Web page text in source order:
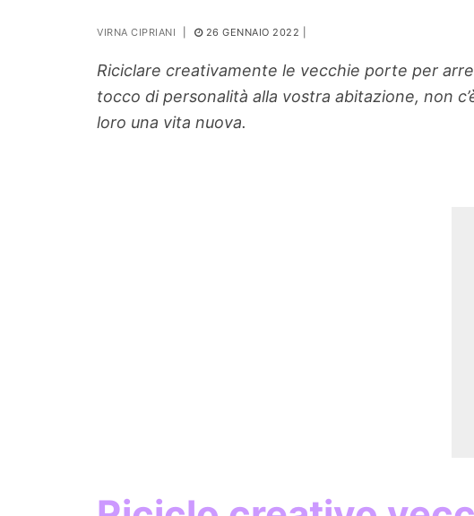
Ortaggio
Search for:
VIRNA CIPRIANI 26 GENNAIO 2022
Riciclare creativamente le vecchie porte per
tocco di personalità alla vostra abitazione, non
loro una vita nuova.